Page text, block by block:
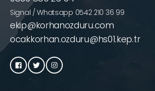
Signal / Whatsapp 0542 210 36 99
ekip@korhanozduru.com
ocakkorhan.ozduru@hs01.kep.tr